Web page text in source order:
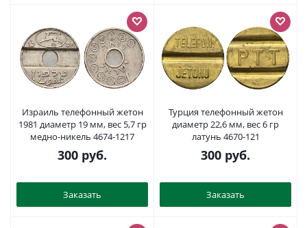
Израиль телефонный жетон
1981 диаметр 19 мм, вес 5,7 гр
медно-никель 4674-1217
300 руб.
Заказать
Турция телефонный жетон
диаметр 22,6 мм, вес 6 гр
латунь 4670-121
300 руб.
Заказать